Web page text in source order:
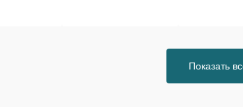
Показать